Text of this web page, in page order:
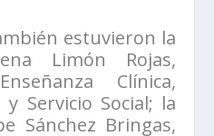
estuvieron la
Limón Rojas,
Clínica,
Servicio Social; la
Sánchez Bringas,